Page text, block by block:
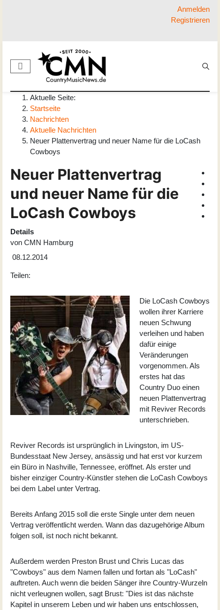
Anmelden
Registrieren
Aktuelle Seite:
Startseite
Nachrichten
Aktuelle Nachrichten
Neuer Plattenvertrag und neuer Name für die LoCash
Cowboys
Neuer Plattenvertrag
und neuer Name für die
LoCash Cowboys
Details
von CMN Hamburg
08.12.2014
Teilen:
Die LoCash Cowboys
wollen ihrer Karriere
neuen Schwung
verleihen und haben
dafür einige
Veränderungen
vorgenommen. Als
erstes hat das
Country Duo einen
neuen Plattenvertrag
mit Reviver Records
unterschrieben.
Reviver Records ist ursprünglich in Livingston, im US-
Bundesstaat New Jersey, ansässig und hat erst vor kurzem
ein Büro in Nashville, Tennessee, eröffnet. Als erster und
bisher einziger Country-Künstler stehen die LoCash Cowboys
bei dem Label unter Vertrag.
Bereits Anfang 2015 soll die erste Single unter dem neuen
Vertrag veröffentlicht werden. Wann das dazugehörige Album
folgen soll, ist noch nicht bekannt.
Außerdem werden Preston Brust und Chris Lucas das
"Cowboys" aus dem Namen fallen und fortan als "LoCash"
auftreten. Auch wenn die beiden Sänger ihre Country-Wurzeln
nicht verleugnen wollen, sagt Brust: "Dies ist das nächste
Kapitel in unserem Leben und wir haben uns entschlossen,